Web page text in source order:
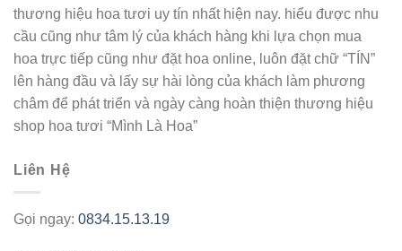
thương hiệu hoa tươi uy tín nhất hiện nay. hiểu được nhu
cầu cũng như tâm lý của khách hàng khi lựa chọn mua
hoa trực tiếp cũng như đặt hoa online, luôn đặt chữ “TÍN”
lên hàng đầu và lấy sự hài lòng của khách làm phương
châm để phát triển và ngày càng hoàn thiện thương hiệu
shop hoa tươi “Mình Là Hoa”
Liên Hệ
Gọi ngay: 0834.15.13.19